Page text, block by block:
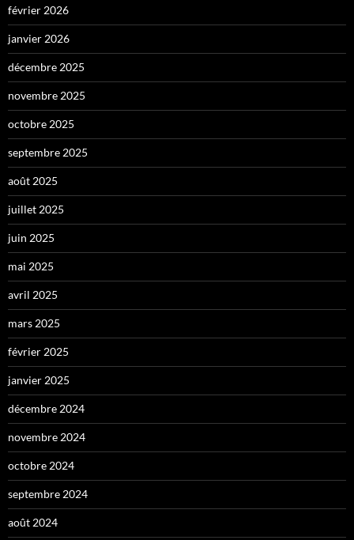
février 2026
janvier 2026
décembre 2025
novembre 2025
octobre 2025
septembre 2025
août 2025
juillet 2025
juin 2025
mai 2025
avril 2025
mars 2025
février 2025
janvier 2025
décembre 2024
novembre 2024
octobre 2024
septembre 2024
août 2024